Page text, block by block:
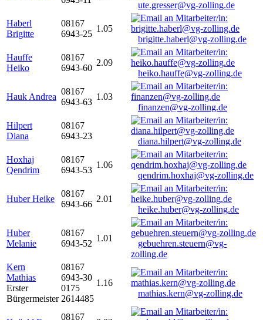
ute.gresser@vg-zolling.de
Haberl
Brigitte
08167
6943-25
1.05
brigitte.haberl@vg-zolling.de
Hauffe
Heiko
08167
6943-60
2.09
heiko.hauffe@vg-zolling.de
Hauk Andrea
08167
6943-63
1.03
finanzen@vg-zolling.de
Hilpert
Diana
08167
6943-23
diana.hilpert@vg-zolling.de
Hoxhaj
Qendrim
08167
6943-53
1.06
qendrim.hoxhaj@vg-zolling.de
Huber Heike
08167
6943-66
2.01
heike.huber@vg-zolling.de
Huber
Melanie
08167
6943-52
1.01
gebuehren.steuern@vg-
zolling.de
Kern
Mathias
Erster
Bürgermeister
08167
6943-30
0175
2614485
1.16
mathias.kern@vg-zolling.de
08167